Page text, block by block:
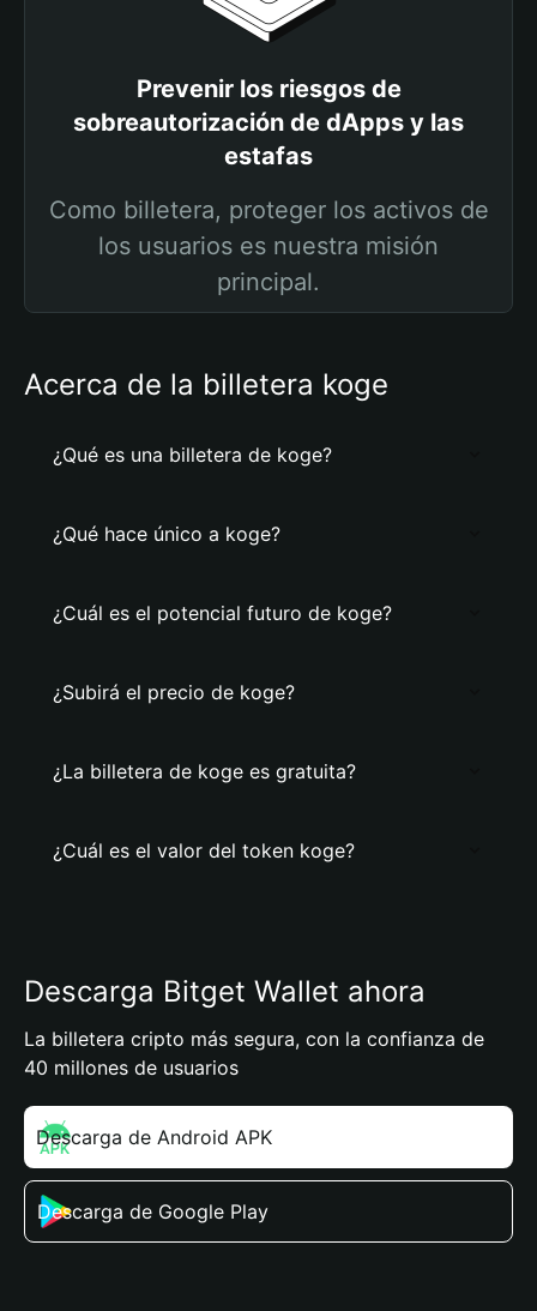
Prevenir los riesgos de
sobreautorización de dApps y las
estafas
Como billetera, proteger los activos de
los usuarios es nuestra misión
principal.
Acerca de la billetera koge
¿Qué es una billetera de koge?
¿Qué hace único a koge?
¿Cuál es el potencial futuro de koge?
¿Subirá el precio de koge?
¿La billetera de koge es gratuita?
¿Cuál es el valor del token koge?
Descarga Bitget Wallet ahora
La billetera cripto más segura, con la confianza de
40 millones de usuarios
Descarga de Android APK
Descarga de Google Play